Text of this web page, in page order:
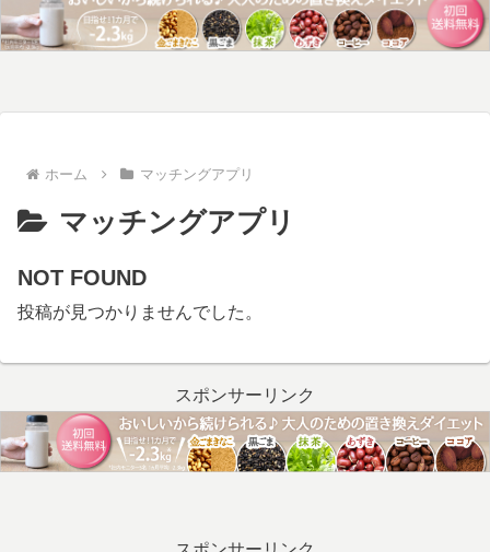
ホーム マッチングアプリ
マッチングアプリ
NOT FOUND
投稿が見つかりませんでした。
スポンサーリンク